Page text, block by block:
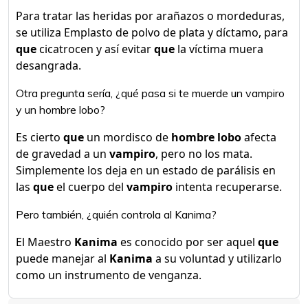
Para tratar las heridas por arañazos o mordeduras,
se utiliza Emplasto de polvo de plata y díctamo, para
quecicatrocen y así evitarque la víctima muera
desangrada.
Otra pregunta sería, ¿qué pasa si te muerde un vampiro
y un hombre lobo?
Es cierto que un mordisco de hombre loboafecta
de gravedad a un vampiro, pero no los mata.
Simplemente los deja en un estado de parálisis en
las queel cuerpo del vampiro intenta recuperarse.
Pero también, ¿quién controla al Kanima?
El Maestro Kanima es conocido por ser aquel que
puede manejar al Kanima a su voluntad y utilizarlo
como un instrumento de venganza.